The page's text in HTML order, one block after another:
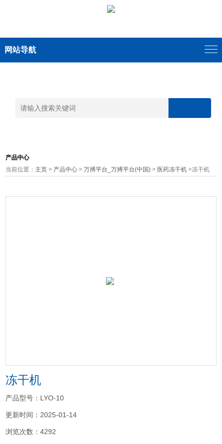
网站导航
产品中心
当前位置： 主页 > 产品中心 >万搏平台_万搏平台(中国) > 医药冻干机 >冻干机
冻干机
产品型号：LYO-10
更新时间：2025-01-14
浏览次数：4292